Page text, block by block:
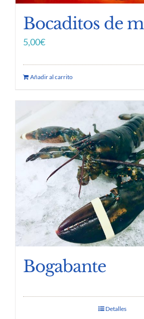
Bocaditos de
5,00€
Añadir al carrito
Bogabante
Detalles